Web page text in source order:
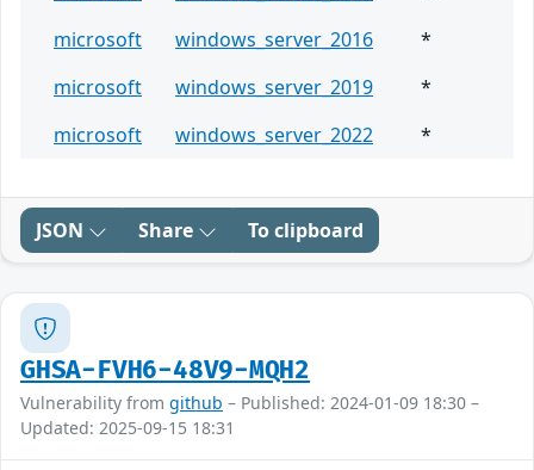
microsoft
windows_server_2016
*
microsoft
windows_server_2019
*
microsoft
windows_server_2022 *
JSON Share To clipboard
GHSA-FVH6-48V9-MQH2
Vulnerability from github – Published: 2024-01-09 18:30 –
Updated: 2025-09-15 18:31